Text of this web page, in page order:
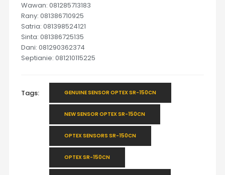
Wawan: 081285713183
Rany: 081386710925
Satria: 081398524121
Sinta: 081386725135
Dani: 081290362374
Septianie: 081210115225
Tags: GENUINE SENSOR OPTEX SR-150CN
NEW SENSOR OPTEX SR-150CN
OPTEX SENSORS SR-150CN
OPTEX SR-150CN